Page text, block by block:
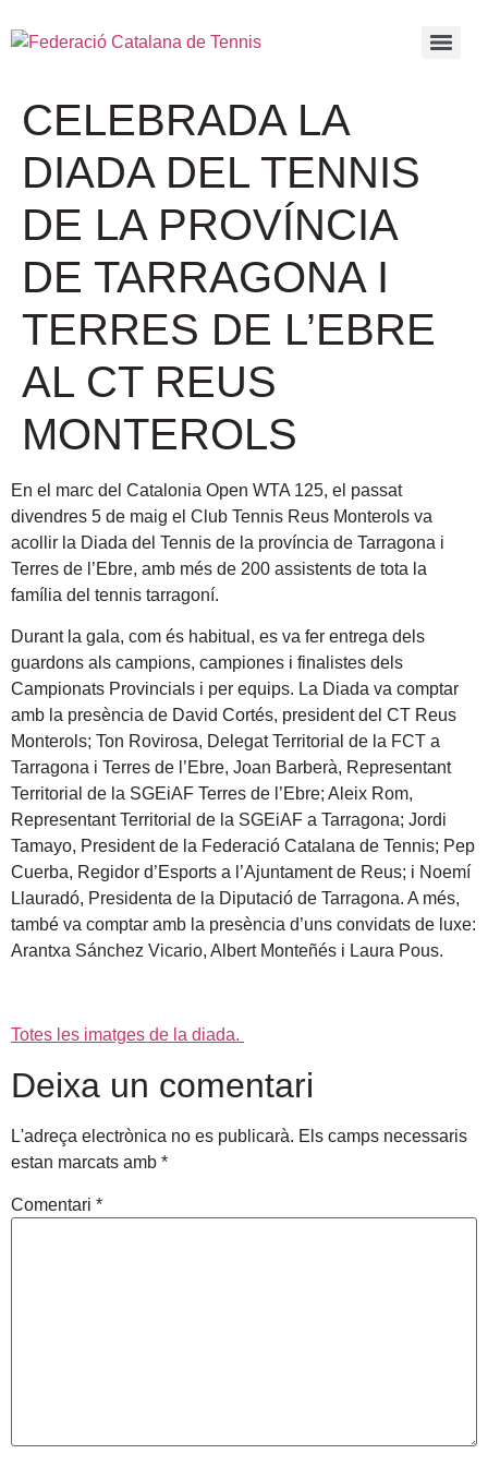
CELEBRADA LA
DIADA DEL TENNIS
DE LA PROVÍNCIA
DE TARRAGONA I
TERRES DE L’EBRE
AL CT REUS
MONTEROLS
En el marc del Catalonia Open WTA 125, el passat
divendres 5 de maig el Club Tennis Reus Monterols va
acollir la Diada del Tennis de la província de Tarragona i
Terres de l’Ebre, amb més de 200 assistents de tota la
família del tennis tarragoní.
Durant la gala, com és habitual, es va fer entrega dels
guardons als campions, campiones i finalistes dels
Campionats Provincials i per equips. La Diada va comptar
amb la presència de David Cortés, president del CT Reus
Monterols; Ton Rovirosa, Delegat Territorial de la FCT a
Tarragona i Terres de l’Ebre, Joan Barberà, Representant
Territorial de la SGEiAF Terres de l’Ebre; Aleix Rom,
Representant Territorial de la SGEiAF a Tarragona; Jordi
Tamayo, President de la Federació Catalana de Tennis; Pep
Cuerba, Regidor d’Esports a l’Ajuntament de Reus; i Noemí
Llauradó, Presidenta de la Diputació de Tarragona. A més,
també va comptar amb la presència d’uns convidats de luxe:
Arantxa Sánchez Vicario, Albert Monteñés i Laura Pous.
Totes les imatges de la diada.
Deixa un comentari
L'adreça electrònica no es publicarà. Els camps necessaris
estan marcats amb *
Comentari *